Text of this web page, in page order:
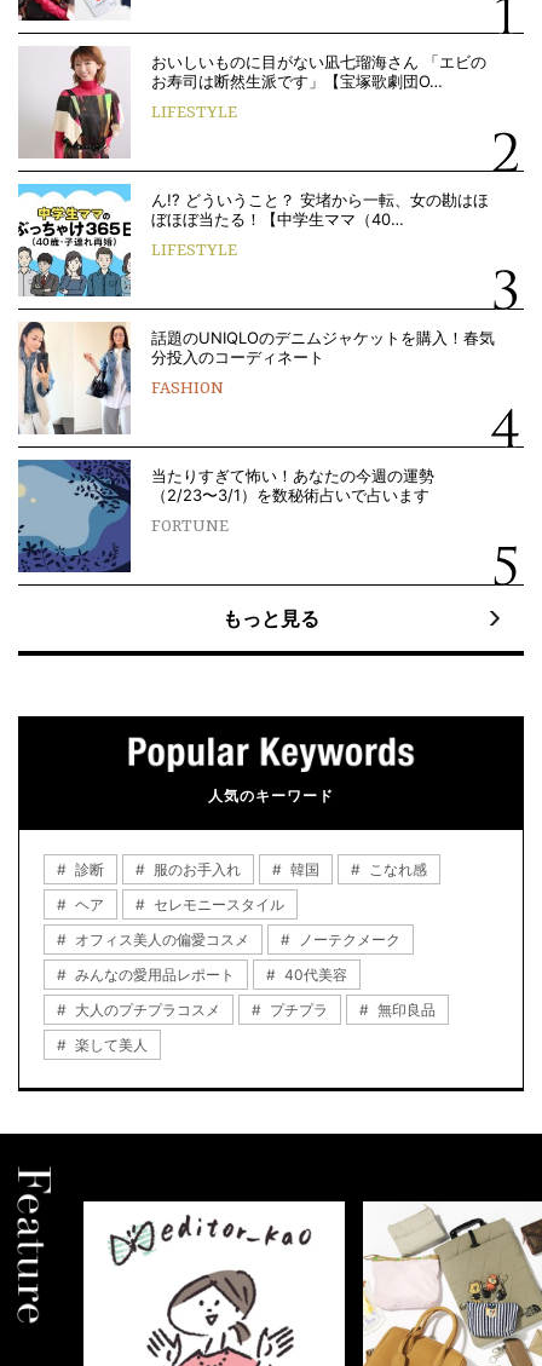
おいしいものに目がない凪七瑠海さん 「エビの
お寿司は断然生派です」【宝塚歌劇団O…
LIFESTYLE
ん!? どういうこと？ 安堵から一転、女の勘はほ
ぼほぼ当たる！【中学生ママ（40…
LIFESTYLE
話題のUNIQLOのデニムジャケットを購入！春気
分投入のコーディネート
FASHION
当たりすぎて怖い！あなたの今週の運勢
（2/23〜3/1）を数秘術占いで占います
FORTUNE
もっと見る
人気のキーワード
診断 服のお手入れ 韓国
こなれ感
ヘア
セレモニースタイル
オフィス美人の偏愛コスメ
ノーテクメーク
みんなの愛用品レポート
40代美容
大人のプチプラコスメ
プチプラ
無印良品
楽して美人